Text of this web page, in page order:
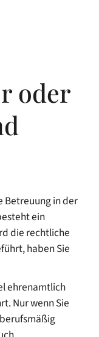
oder
Betreuung in der
ein
die rechtliche
haben Sie
ehrenamtlich
Nur wenn Sie